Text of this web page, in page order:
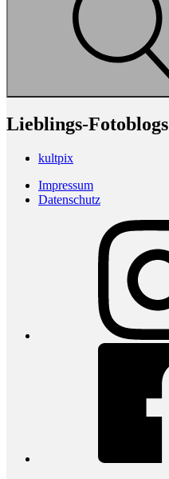
Lieblings-Fotoblogs
kultpix
Impressum
Datenschutz